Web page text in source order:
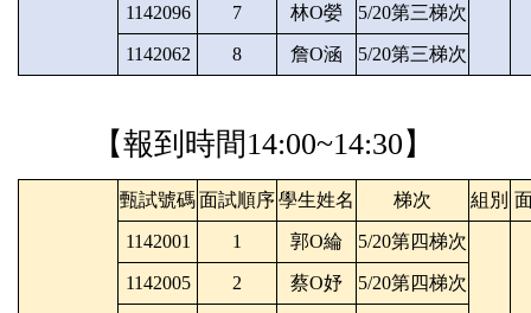
1142096 7 林O嫈 5/20第三梯次
1142062 8 詹O涵 5/20第三梯次
【報到時間14:00~14:30】
甄試號碼面試順序學生姓名 梯次 組別
1142001 1 郭O綸 5/20第四梯次
1142005 2 蔡O妤 5/20第四梯次